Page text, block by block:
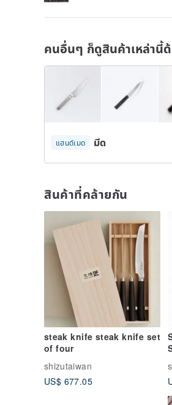
คนอื่นๆ ก็ดูสินค้าเหล่านี้
แฮนด์เมด มีด
สินค้าที่คล้ายกัน
steak knife steak knife set
of four
shizutaiwan
US$ 677.05